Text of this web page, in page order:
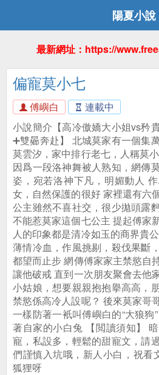
陽夏小說
最新網址：https://
偏寵莫小七
傅嶼白
連載中
小說簡介【高冷傲嬌大小姐vs矜
➕雙曏奔赴】 北城莫家有一個集
莫雲汐，家中排行老七，人稱莫
因爲一段洛神舞被人熟知，網傳
姿，宛若洛神下凡，明媚動人
女，自然保護的很好 家裡還有六
公主雖然不喜社交，很少拋頭露
不能惹莫家這個七公主 提起傅家
人的印象都是清冷如玉的商界貴
薄情冷血，作風挑剔，殺伐果斷
都望而止步 網傳傅家家主禁慾自
讓他破戒 直到一次朋友聚會去他
小姑娘，想要親親抱抱擧高高，
禁慾係高冷人設呢？ 後來莫家哥
一樣防著一衹叫傅嶼白的“大狼狗
著自家的小白兔 【閲讀須知】
寵，私設多，輕鬆的甜寵文，請
們謹慎入坑哦，新人小白，祝看
狐狸呀